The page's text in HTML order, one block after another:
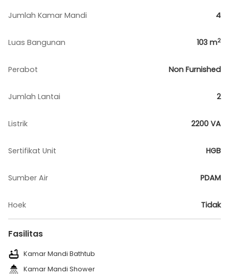
Jumlah Kamar Mandi 4
Luas Bangunan 103 m2
Perabot Non Furnished
Jumlah Lantai 2
Listrik 2200 VA
Sertifikat Unit HGB
Sumber Air PDAM
Hoek Tidak
Fasilitas
Kamar Mandi Bathtub
Kamar Mandi Shower